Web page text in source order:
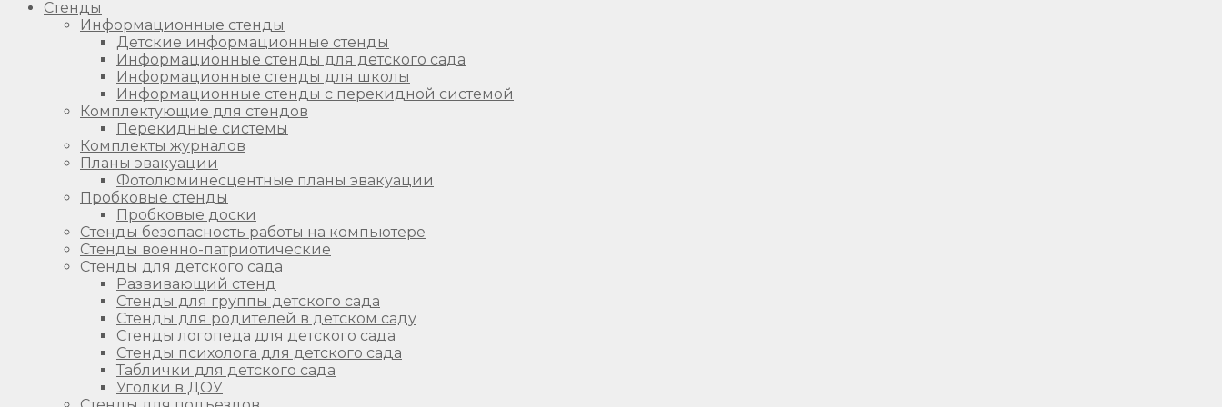
Стенды
Информационные стенды
Детские информационные стенды
Информационные стенды для детского сада
Информационные стенды для школы
Информационные стенды с перекидной системой
Комплектующие для стендов
Перекидные системы
Комплекты журналов
Планы эвакуации
Фотолюминесцентные планы эвакуации
Пробковые стенды
Пробковые доски
Стенды безопасность работы на компьютере
Стенды военно-патриотические
Стенды для детского сада
Развивающий стенд
Стенды для группы детского сада
Стенды для родителей в детском саду
Стенды логопеда для детского сада
Стенды психолога для детского сада
Таблички для детского сада
Уголки в ДОУ